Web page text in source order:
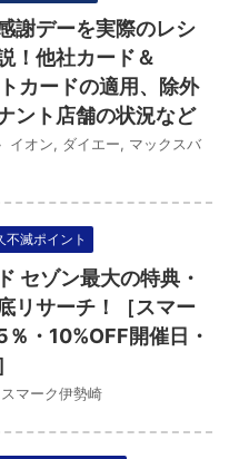
謝デーを実際のレシ
！他社カード＆
カードの適用、除外
ント店舗の状況など
イオン, ダイエー, マックスバ
不滅ポイント
セゾン最大の特典・
リサーチ！［スマー
・10%OFF開催日・
スマーク伊勢崎